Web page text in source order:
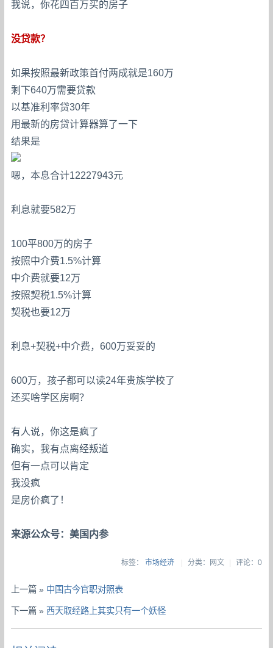
我说，你花四百万买的房子
没贷款？
如果按照最新政策首付两成就是160万
剩下640万需要贷款
以基准利率贷30年
用最新的房贷计算器算了一下
结果是
嗯，本息合计12227943元
利息就要582万
100平800万的房子
按照中介费1.5%计算
中介费就要12万
按照契税1.5%计算
契税也要12万
利息+契税+中介费，600万妥妥的
600万，孩子都可以读24年贵族学校了
还买啥学区房啊？
有人说，你这是疯了
确实，我有点离经叛道
但有一点可以肯定
我没疯
是房价疯了！
来源公众号：美国内参
标签： 市场经济 | 分类：网文| 评论：0
上一篇 » 中国古今官职对照表
下一篇 » 西天取经路上其实只有一个妖怪